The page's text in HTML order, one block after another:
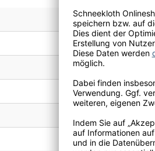
Domaine
Enthält Sulfite
13,0 % vol.
Bordeaux
rot